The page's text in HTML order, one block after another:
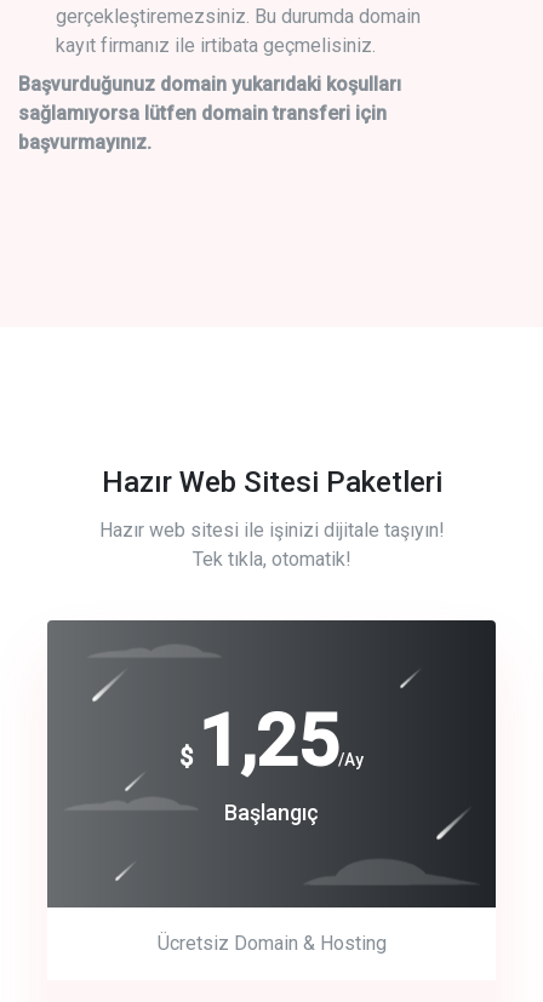
gerçekleştiremezsiniz. Bu durumda domain
kayıt firmanız ile irtibata geçmelisiniz.
Başvurduğunuz domain yukarıdaki koşulları
sağlamıyorsa lütfen domain transferi için
başvurmayınız.
Hazır Web Sitesi Paketleri
Hazır web sitesi ile işinizi dijitale taşıyın!
Tek tıkla, otomatik!
$ 1,25/Ay
Başlangıç
Ücretsiz Domain & Hosting
Free
Basic